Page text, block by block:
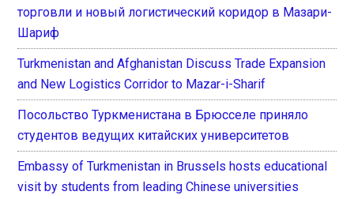
торговли и новый логистический коридор в Мазари-
Шариф
Turkmenistan and Afghanistan Discuss Trade Expansion
and New Logistics Corridor to Mazar-i-Sharif
Посольство Туркменистана в Брюсселе приняло
студентов ведущих китайских университетов
Embassy of Turkmenistan in Brussels hosts educational
visit by students from leading Chinese universities